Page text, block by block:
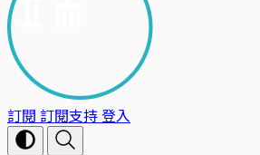
訂閱 訂閱支持登入